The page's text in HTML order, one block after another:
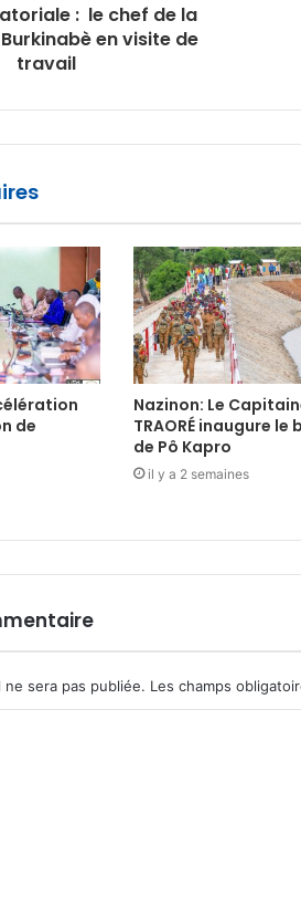
: le chef de la
en visite de
travail
de
Nazinon: Le
TRAORÉ inaugure le
de Pô Kapro
il y a 2 semaines
sera pas publiée. Les champs